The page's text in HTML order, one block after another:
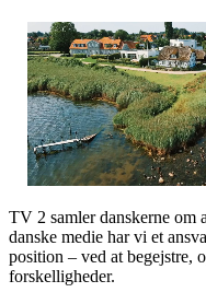
TV 2 samler danskerne om
danske medie har vi et
position – ved at begejstre,
forskelligheder.